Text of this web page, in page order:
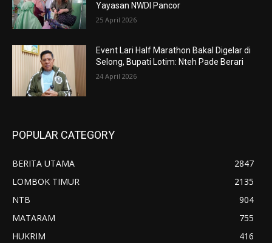
Yayasan NWDI Pancor
25 April 2026
Event Lari Half Marathon Bakal Digelar di
Selong, Bupati Lotim: Nteh Pade Berari
24 April 2026
POPULAR CATEGORY
BERITA UTAMA
2847
LOMBOK TIMUR
2135
NTB
904
MATARAM
755
HUKRIM
416